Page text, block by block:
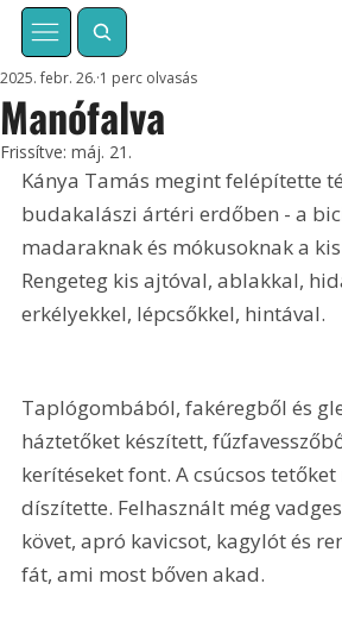
Manófalva
2025. febr. 26. 1 perc olvasás
Frissítve:máj. 21.
Kánya Tamás megint felépítette
budakalászi ártéri erdőben - a
madaraknak és mókusoknak a
Rengeteg kis ajtóval, ablakkal,
erkélyekkel, lépcsőkkel, hintával.
Taplógombából, fakéregből és
háztetőket készített,
kerítéseket font. A csúcsos
díszítette. Felhasznált még
követ, apró kavicsot, kagylót és
fát, ami most bőven akad.